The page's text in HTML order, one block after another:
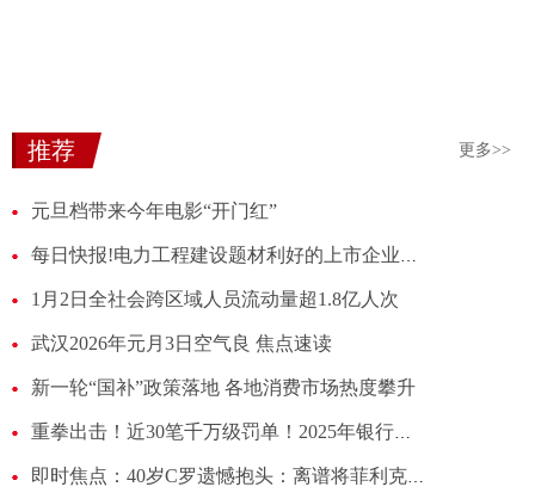
推荐 更多>>
元旦档带来今年电影“开门红”
每日快报!电力工程建设题材利好的上市企业，这份名单别错过！（2025/12/31）
1月2日全社会跨区域人员流动量超1.8亿人次
武汉2026年元月3日空气良 焦点速读
新一轮“国补”政策落地 各地消费市场热度攀升
重拳出击！近30笔千万级罚单！2025年银行业罚单大盘点-最资讯
即时焦点：40岁C罗遗憾抱头：离谱将菲利克斯妙传停给对方门将，队友傻眼